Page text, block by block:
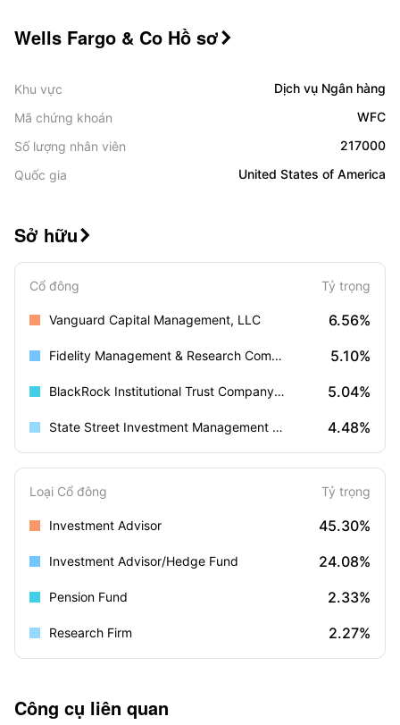
Wells Fargo & Co Hồ sơ 
Khu vực
Dịch vụ Ngân hàng
Mã chứng khoán
WFC
Số lượng nhân viên
217000
Quốc gia
United States of America
Sở hữu 
Cổ đông Tỷ trọng
Vanguard Capital Management, LLC 6.56%
Fidelity Management & Research Company LLC 5.10%
BlackRock Institutional Trust Company, N.A. 5.04%
State Street Investment Management (US) 4.48%
Loại Cổ đông Tỷ trọng
Investment Advisor 45.30%
Investment Advisor/Hedge Fund 24.08%
Pension Fund 2.33%
Research Firm 2.27%
Công cụ liên quan